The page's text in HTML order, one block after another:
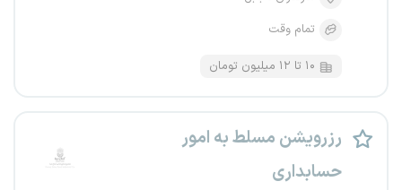
تمام وقت
۱۰ تا ۱۲ میلیون تومان
رزرویشن مسلط به امور
حسابداری